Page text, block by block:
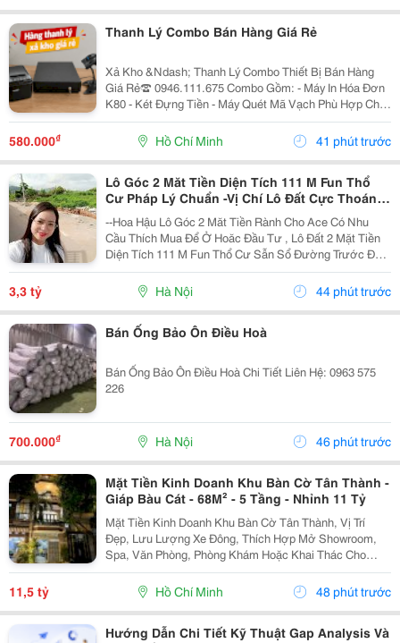
Thanh Lý Combo Bán Hàng Giá Rẻ
Xả Kho &Ndash; Thanh Lý Combo Thiết Bị Bán Hàng
Giá Rẻ☎️ 0946.111.675 Combo Gồm: - Máy In Hóa Đơn
K80 - Két Đựng Tiền - Máy Quét Mã Vạch Phù Hợp Cho
Tạp Hóa, Shop, Siêu Thị Mini, Quán Ăn, Cafe... ☎️ Liên
Hệ: 0946.111.675 Kazuko Việt Nam...
580.000₫ Hồ Chí Minh 41 phút trước
Lô Góc 2 Măt Tiền Diện Tích 111 M Fun Thổ
Cư Pháp Lý Chuẩn -Vị Chí Lô Đất Cực Thoáng
Mát ,Đất Nằm Mặt Đường Chục
--Hoa Hậu Lô Góc 2 Măt Tiền Rành Cho Ace Có Nhu
Cầu Thích Mua Để Ở Hoăc Đầu Tư , Lô Đất 2 Mặt Tiền
Diện Tích 111 M Fun Thổ Cư Sẫn Sổ Đường Trước Đất
Chuẩn Bị Đang Giải Nhựa Rộng 5,,5 M 2 Ô Tô Tránh
Nhau Vị Trí Đất Sát Trường Học Cấp 1 Thôn Thanh...
3,3 tỷ Hà Nội 44 phút trước
Bán Ống Bảo Ôn Điều Hoà
Bán Ống Bảo Ôn Điều Hoà Chi Tiết Liên Hệ: 0963 575
226
700.000₫ Hà Nội 46 phút trước
Mặt Tiền Kinh Doanh Khu Bàn Cờ Tân Thành -
Giáp Bàu Cát - 68M² - 5 Tầng - Nhỉnh 11 Tỷ
Mặt Tiền Kinh Doanh Khu Bàn Cờ Tân Thành, Vị Trí
Đẹp, Lưu Lượng Xe Đông, Thích Hợp Mở Showroom,
Spa, Văn Phòng, Phòng Khám Hoặc Khai Thác Cho
Thuê. Ưu Điểm Nổi Bật: Diện Tích: 68M&Sup2; Kết
Cấu: 4 Tầng + Sân Thượng 6 Phòng Ngủ Khép Kín...
11,5 tỷ Hồ Chí Minh 48 phút trước
Hướng Dẫn Chi Tiết Kỹ Thuật Gap Analysis Và